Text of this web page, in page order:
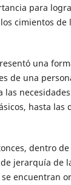
para
cimientos de
una
de una
las
hasta las
dentro
jerarquía de
encuentran